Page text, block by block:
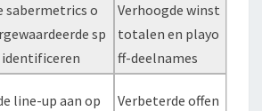
sabermetrics o
sp
Verhoogde winst
totalen en playo
ff-deelnames
line-up aan op
Verbeterde offen